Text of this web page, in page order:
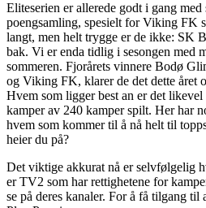
Eliteserien er allerede godt i gang
poengsamling, spesielt for Viking FK
langt, men helt trygge er de ikke: SK
bak. Vi er enda tidlig i sesongen med
sommeren. Fjorårets vinnere Bodø
og Viking FK, klarer de det dette året
Hvem som ligger best an er det
kamper av 240 kamper spilt. Her har
hvem som kommer til å nå helt til
heier du på?
Det viktige akkurat nå er selvfølgelig
er TV2 som har rettighetene for
se på deres kanaler. For å få tilgang